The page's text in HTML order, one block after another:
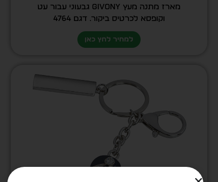
מארז מתנה מעץ GIVONY גבעוני עבור עט
וקופסא לכרטיס ביקור. דגם 4764
למחיר לחץ כאן